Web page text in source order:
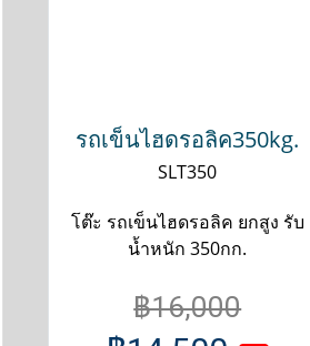
รถเข็นไฮดรอลิค350kg.
SLT350
โต๊ะ รถเข็นไฮดรอลิค ยกสูง รับ
น้ำหนัก 350กก.
฿16,000